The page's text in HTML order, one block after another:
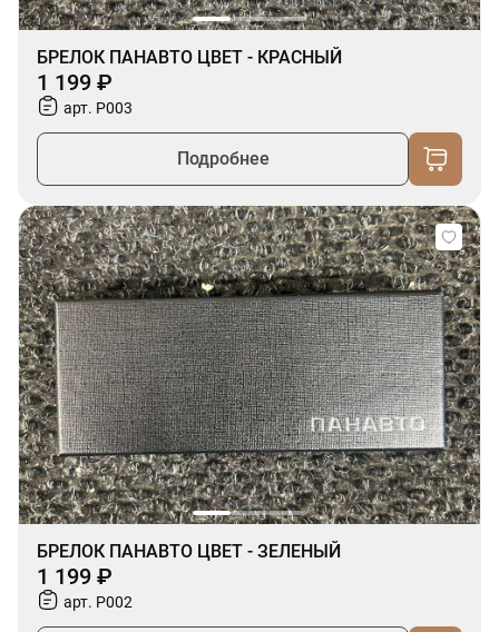
БРЕЛОК ПАНАВТО ЦВЕТ - КРАСНЫЙ
1 199 ₽
арт. P003
Подробнее
БРЕЛОК ПАНАВТО ЦВЕТ - ЗЕЛЕНЫЙ
1 199 ₽
арт. P002